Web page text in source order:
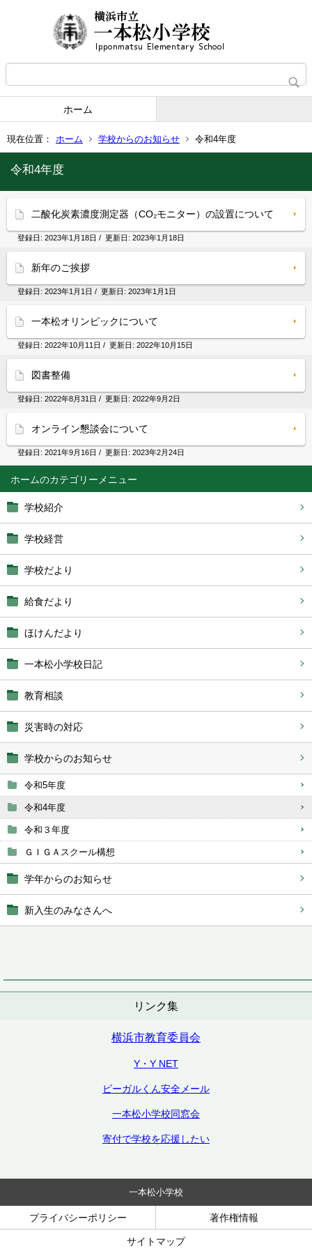
ホーム
現在位置： ホーム 学校からのお知らせ 令和4年度
ホーム
学校紹介
学校経営
学校だより
給食だより
ほけんだより
一本松小学校日記
教育相談
災害時の対応
学校からのお知らせ
令和5年度
令和4年度
令和３年度
ＧＩＧＡスクール構想
学年からのお知らせ
新入生のみなさんへ
リンク集
横浜市教育委員会
Y・Y NET
ビーガルくん安全メール
一本松小学校同窓会
寄付で学校を応援したい
令和4年度
二酸化炭素濃度測定器（CO₂モニター）の設置について
登録日: 2023年1月18日 / 更新日: 2023年1月18日
新年のご挨拶
登録日: 2023年1月1日 / 更新日: 2023年1月1日
一本松オリンピックについて
登録日: 2022年10月11日 / 更新日: 2022年10月15日
図書整備
登録日: 2022年8月31日 / 更新日: 2022年9月2日
オンライン懇談会について
登録日: 2021年9月16日 / 更新日: 2023年2月24日
一本松小学校
プライバシーポリシー 著作権情報
サイトマップ